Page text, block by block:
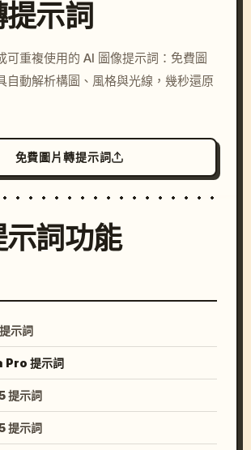
c, cyberpunk sunset, neon
colors, 8k --v 6.0
提示詞
可重複使用的 AI 圖像提示詞：免費圖
自動解析構圖、風格與光線，幾秒還原
免費圖片轉提示詞
詞功能
示詞
提示詞
提示詞
提示詞